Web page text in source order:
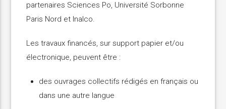
partenaires Sciences Po, Université Sorbonne
Paris Nord et Inalco.
Les travaux financés, sur support papier et/ou
électronique, peuvent être :
des ouvrages collectifs rédigés en français ou
dans une autre langue